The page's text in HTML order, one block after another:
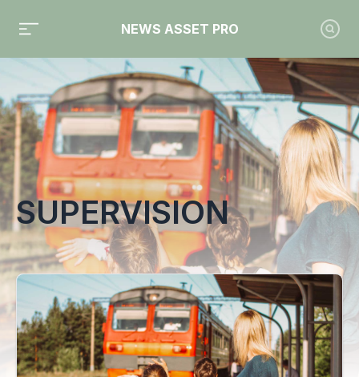
NEWS ASSET PRO
Toute l'actualité sur le tag "supervision"
SUPERVISION